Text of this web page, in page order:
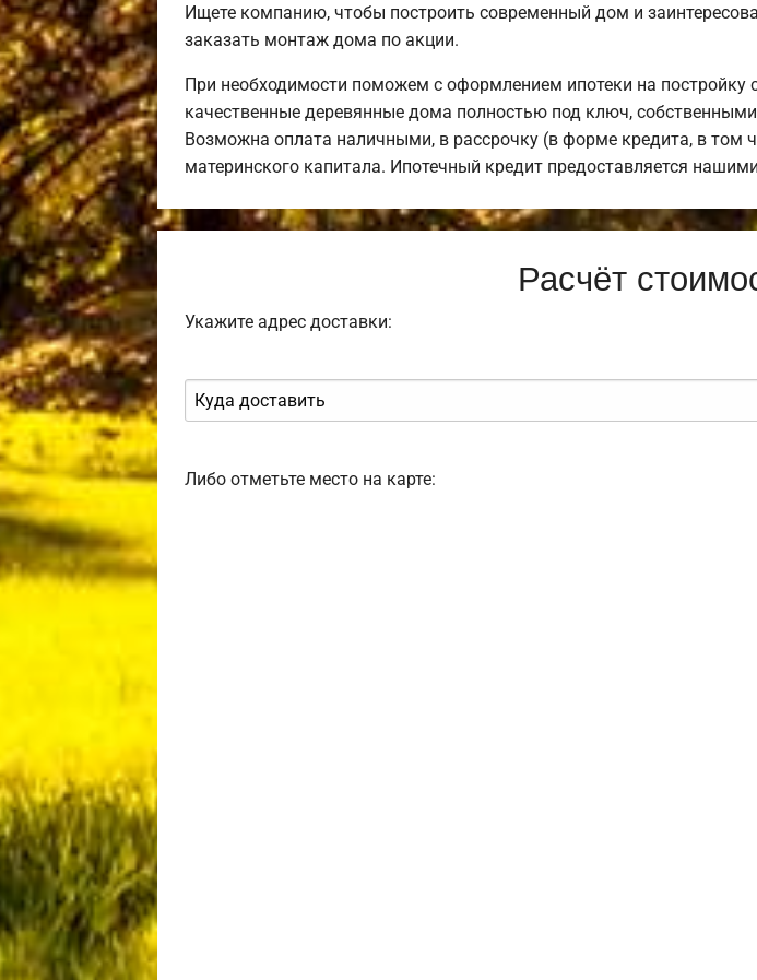
Ищете компанию, чтобы построить современный дом и
заказать монтаж дома по акции.
При необходимости поможем с оформлением ипотеки на
качественные деревянные дома полностью под ключ, собственными
Возможна оплата наличными, в рассрочку (в форме кредита, в том
материнского капитала. Ипотечный кредит предоставляется
Расчёт
Укажите адрес доставки:
Либо отметьте место на карте: